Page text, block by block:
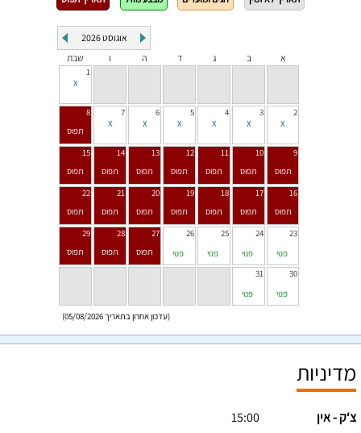
אוגוסט2026
א
ב ג ד ה ו שבת
1
2
3
4
5
6
7
8
9
10
11
12
13
14
15
16
17
18
19
20
21
22
23
פנוי
24
פנוי
25
פנוי
26
פנוי
27
28
29
30
פנוי
31
פנוי
(עדכון אחרון בתאריך 05/08/2026)
מדיניות
צ‘ק - אין 15:00